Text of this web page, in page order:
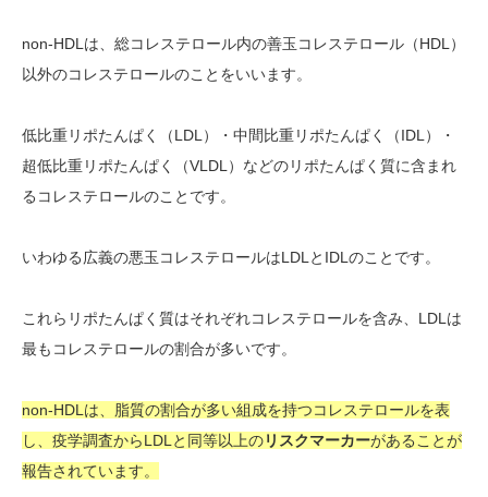
non-HDLは、総コレステロール内の善玉コレステロール（HDL）
以外のコレステロールのことをいいます。
低比重リポたんぱく（LDL）・中間比重リポたんぱく（IDL）・
超低比重リポたんぱく（VLDL）などのリポたんぱく質に含まれ
るコレステロールのことです。
いわゆる広義の悪玉コレステロールはLDLとIDLのことです。
これらリポたんぱく質はそれぞれコレステロールを含み、 LDLは
最もコレステロールの割合が多いです。
non-HDLは、脂質の割合が多い組成を持つコレステロールを表
し、疫学調査からLDLと同等以上のリスクマーカーがあることが
報告されています。